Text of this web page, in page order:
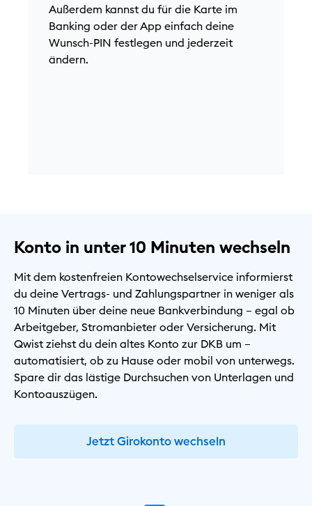
Außerdem kannst du für die Karte im
Banking oder der App einfach deine
Wunsch-PIN festlegen und jederzeit
ändern.
Konto in unter 10 Minuten wechseln
Mit dem kostenfreien Kontowechselservice informierst
du deine Vertrags- und Zahlungspartner in weniger als
10 Minuten über deine neue Bankverbindung – egal ob
Arbeitgeber, Stromanbieter oder Versicherung. Mit
Qwist ziehst du dein altes Konto zur DKB um –
automatisiert, ob zu Hause oder mobil von unterwegs.
Spare dir das lästige Durchsuchen von Unterlagen und
Kontoauszügen.
Jetzt Girokonto wechseln